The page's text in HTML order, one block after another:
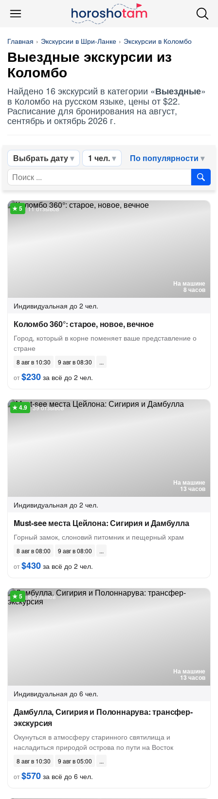
Главная Экскурсии в Шри-Ланке Экскурсии в Коломбо
Выездные экскурсии из
Коломбо
Найдено 16 экскурсий в категории «Выездные»
в Коломбо на русском языке, цены от $22.
Расписание для бронирования на август,
сентябрь и октябрь 2026 г.
Выбрать дату 1 чел. По популярности
На машине
8 часов
11 отзывов
Индивидуальная до 2 чел.
Коломбо 360°: старое, новое, вечное
Город, который в корне поменяет ваше представление о
стране
8 авг в 10:30
9 авг в 08:30
от$230 за всё до 2 чел.
На машине
13 часов
39 отзывов
Индивидуальная до 2 чел.
Must-see места Цейлона: Сигирия и Дамбулла
Горный замок, слоновий питомник и пещерный храм
8 авг в 08:00
9 авг в 08:00
от$430 за всё до 2 чел.
На машине
13 часов
8 отзывов
Индивидуальная до 6 чел.
Дамбулла, Сигирия и Полоннарува: трансфер-
экскурсия
Окунуться в атмосферу старинного святилища и
насладиться природой острова по пути на Восток
8 авг в 10:30
9 авг в 05:00
от$570 за всё до 6 чел.